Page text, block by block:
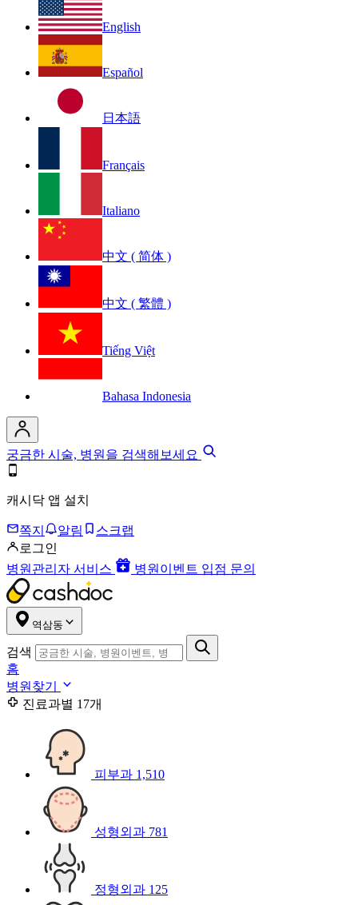
English
Español
日本語
Français
Italiano
中文 ( 简体 )
中文 ( 繁體 )
Tiếng Việt
Bahasa Indonesia
궁금한 시술, 병원을 검색해보세요
캐시닥 앱 설치
쪽지 알림
스크랩
로그인
병원관리자 서비스
병원이벤트 입점 문의
역삼동
검색
홈
병원찾기
진료과별 17개
피부과 1,510
성형외과 781
정형외과 125